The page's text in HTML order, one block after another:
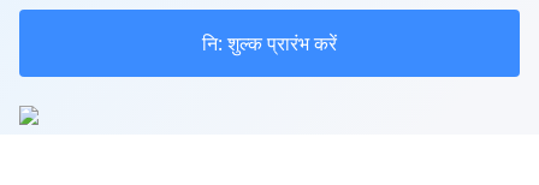
नि: शुल्क प्रारंभ करें